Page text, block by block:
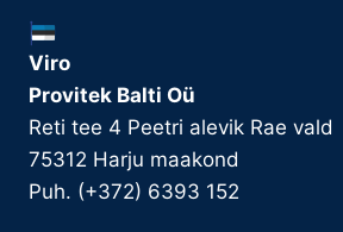
Viro
Provitek Balti Oü
Reti tee 4 Peetri alevik Rae vald
75312 Harju maakond
Puh. (+372) 6393 152